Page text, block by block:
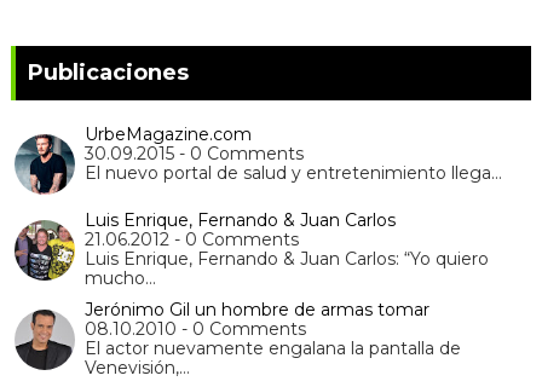
Publicaciones
UrbeMagazine.com
30.09.2015 - 0 Comments
El nuevo portal de salud y entretenimiento llega…
Luis Enrique, Fernando & Juan Carlos
21.06.2012 - 0 Comments
Luis Enrique, Fernando & Juan Carlos: “Yo quiero
mucho…
Jerónimo Gil un hombre de armas tomar
08.10.2010 - 0 Comments
El actor nuevamente engalana la pantalla de
Venevisión,…